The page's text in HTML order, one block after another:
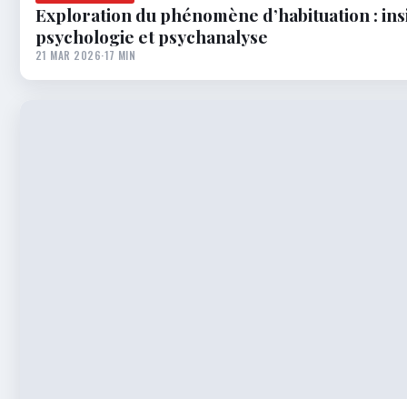
Exploration du phénomène d’habituation :
psychologie et psychanalyse
21 MAR 2026·17 MIN